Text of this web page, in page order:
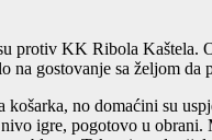
KK Ribola Kaštela.
na gostovanje sa željom da
no domaćini su
igre, pogotovo u